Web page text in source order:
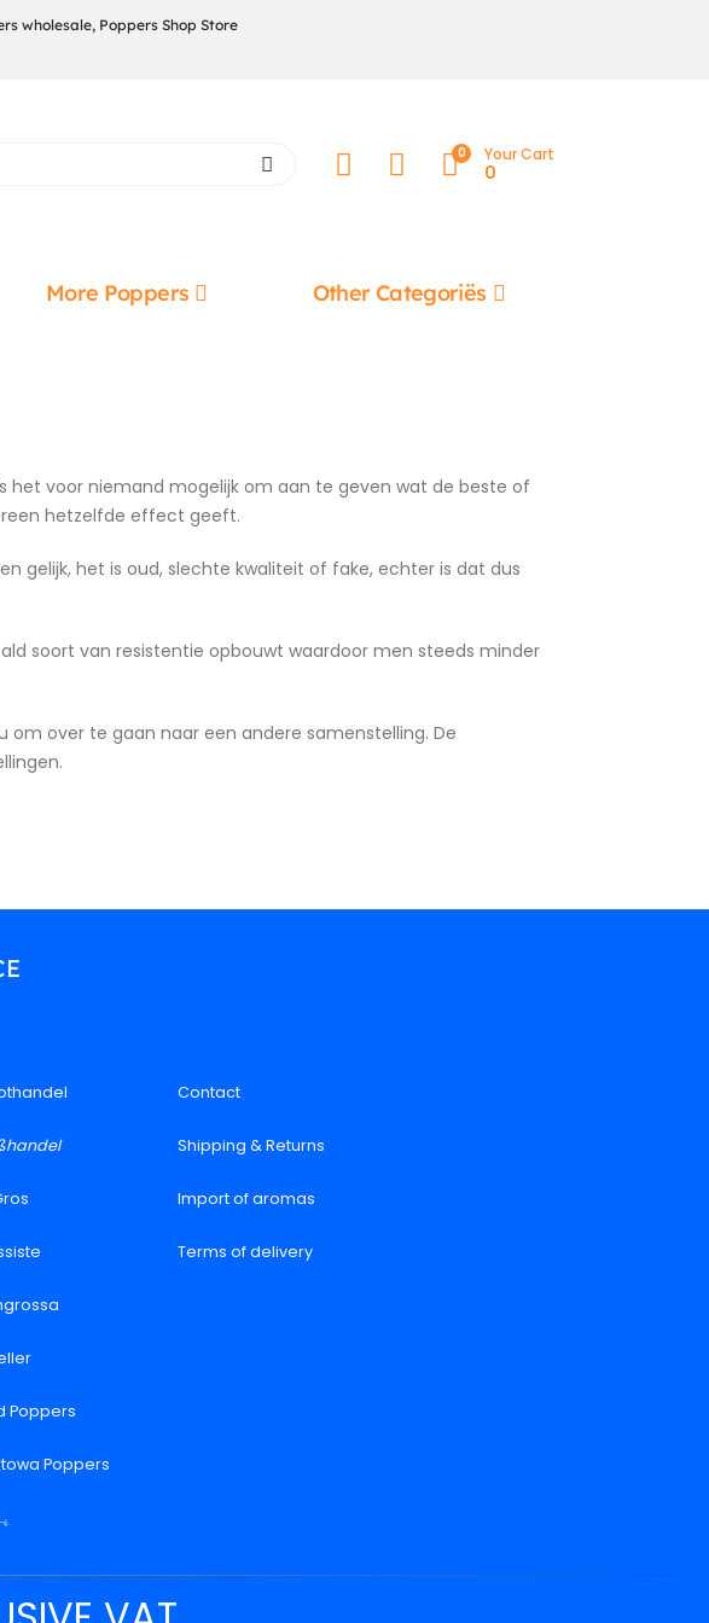
wholesale, Poppers Shop Store
0 Your Cart
0
More Poppers Other Categoriës
het voor niemand mogelijk om aan te geven wat de beste of
hetzelfde effect geeft.
gelijk, het is oud, slechte kwaliteit of fake, echter is dat dus
soort van resistentie opbouwt waardoor men steeds minder
om over te gaan naar een andere samenstelling. De
Poppers
Poppers
Contact
Shipping & Returns
Import of aromas
Terms of delivery